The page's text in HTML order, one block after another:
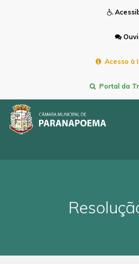
Acesso à
Portal da